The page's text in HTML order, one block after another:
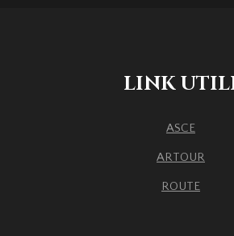
LINK
ASCE
ARTOUR
ROUTE